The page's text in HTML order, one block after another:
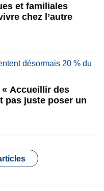
et familiales
chez l’autre
« Accueillir des
pas juste poser un